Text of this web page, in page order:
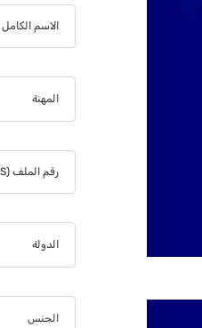
الاسم الكامل
المهنة
رقم الملف (SCFHS#)
الدولة
الجنس